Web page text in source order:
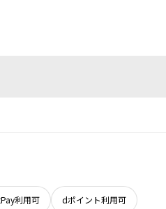
利用可 dポイント利用可